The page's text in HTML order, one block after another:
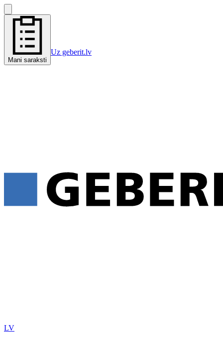
Mani saraksti
Uz geberit.lv
LV